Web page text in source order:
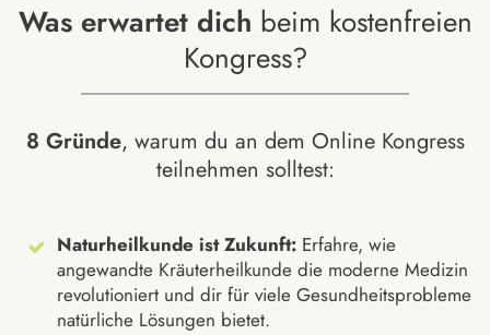
Was erwartet dich beim kostenfreien
Kongress?
8 Gründe, warum du an dem Online Kongress
teilnehmen solltest:
Naturheilkunde ist Zukunft: Erfahre, wie
angewandte Kräuterheilkunde die moderne Medizin
revolutioniert und dir für viele Gesundheitsprobleme
natürliche Lösungen bietet.